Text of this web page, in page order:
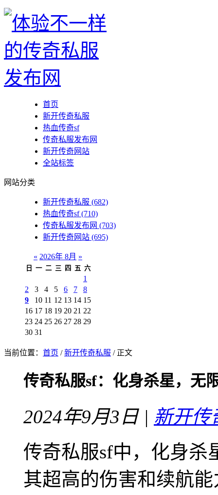
首页
新开传奇私服
热血传奇sf
传奇私服发布网
新开传奇网站
全站标签
网站分类
新开传奇私服 (682)
热血传奇sf(710)
传奇私服发布网 (703)
新开传奇网站 (695)
« 2026年 8月 »
日 一 二 三 四 五 六
1
2
3 4 5 6 7
8
9
10 11 12 13 14 15
16 17 18 19 20 21 22
23 24 25 26 27 28 29
30 31
当前位置： 首页 /新开传奇私服 / 正文
传奇私服sf：化身杀星，无
2024年9月3日 | 新开传
传奇私服sf中，化身杀
其超高的伤害和续航